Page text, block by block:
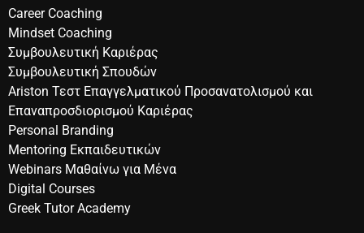
Career Coaching
Mindset Coaching
Συμβουλευτική Καριέρας
Συμβουλευτική Σπουδών
Ariston Τεστ Επαγγελματικού Προσανατολισμού και
Επαναπροσδιορισμού Καριέρας
Personal Branding
Mentoring Εκπαιδευτικών
Webinars Μαθαίνω για Μένα
Digital Courses
Greek Tutor Academy